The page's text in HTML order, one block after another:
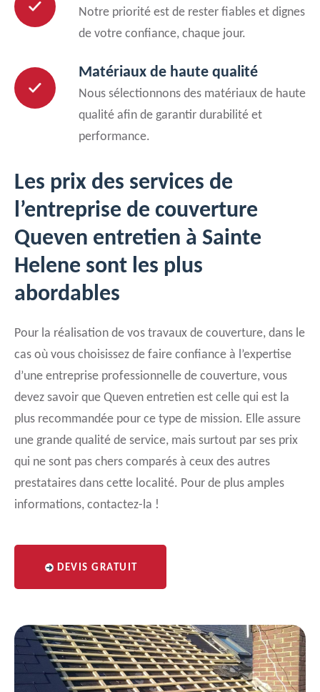
Notre priorité est de rester fiables et dignes
de votre confiance, chaque jour.
Matériaux de haute qualité
Nous sélectionnons des matériaux de haute
qualité afin de garantir durabilité et
performance.
Les prix des services de
l’entreprise de couverture
Queven entretien à Sainte
Helene sont les plus
abordables
Pour la réalisation de vos travaux de couverture, dans le
cas où vous choisissez de faire confiance à l’expertise
d’une entreprise professionnelle de couverture, vous
devez savoir que Queven entretien est celle qui est la
plus recommandée pour ce type de mission. Elle assure
une grande qualité de service, mais surtout par ses prix
qui ne sont pas chers comparés à ceux des autres
prestataires dans cette localité. Pour de plus amples
informations, contactez-la !
DEVIS GRATUIT